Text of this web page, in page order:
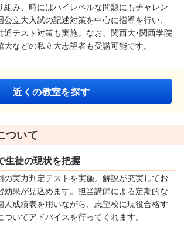
組み、時にはハイレベルな問題にもチャレン
立大入試の記述対策を中心に指導を行い、
通テスト対策も実施。なお、関西大･関西学院
などの私立大志望者も受講可能です。
近くの教室を探す
ついて
生徒の現状を把握
の実力判定テストを実施。解説が充実してお
効果が見込めます。担当講師による定期的な
人成績表を用いながら、志望校に現役合格す
いてアドバイスを行ってくれます。